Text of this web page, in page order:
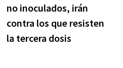
no inoculados, irán
contra los que resisten
la tercera dosis